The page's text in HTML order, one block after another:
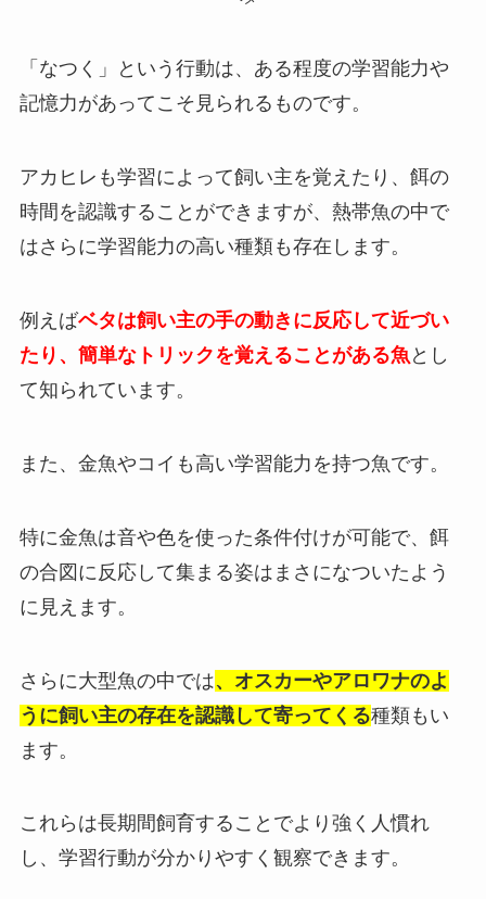
「なつく」という行動は、ある程度の学習能力や
記憶力があってこそ見られるものです。
アカヒレも学習によって飼い主を覚えたり、餌の
時間を認識することができますが、熱帯魚の中で
はさらに学習能力の高い種類も存在します。
例えばベタは飼い主の手の動きに反応して近づい
たり、簡単なトリックを覚えることがある魚とし
て知られています。
また、金魚やコイも高い学習能力を持つ魚です。
特に金魚は音や色を使った条件付けが可能で、餌
の合図に反応して集まる姿はまさになついたよう
に見えます。
さらに大型魚の中では、オスカーやアロワナのよ
うに飼い主の存在を認識して寄ってくる種類もい
ます。
これらは長期間飼育することでより強く人慣れ
し、学習行動が分かりやすく観察できます。